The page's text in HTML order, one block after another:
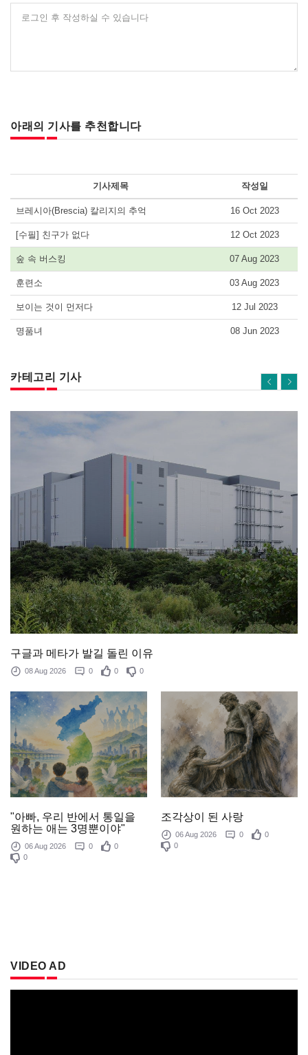
로그인 후 작성하실 수 있습니다
아래의 기사를 추천합니다
기사제목 작성일
브레시아(Brescia) 칼리지의 추억 16 Oct 2023
[수필] 친구가 없다 12 Oct 2023
숲 속 버스킹 07 Aug 2023
훈련소 03 Aug 2023
보이는 것이 먼저다 12 Jul 2023
명품녀 08 Jun 2023
카테고리 기사
구글과 메타가 발길 돌린 이유
08 Aug 2026 0 0 0
"아빠, 우리 반에서 통일을
원하는 애는 3명뿐이야"
06 Aug 2026 0
0
0
조각상이 된 사랑
06 Aug 2026 0
0
0
VIDEO AD